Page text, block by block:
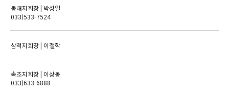
동해지회장 | 박성일
033)533-7524
삼척지회장 | 이철학
속초지회장 | 이상동
033)633-6888